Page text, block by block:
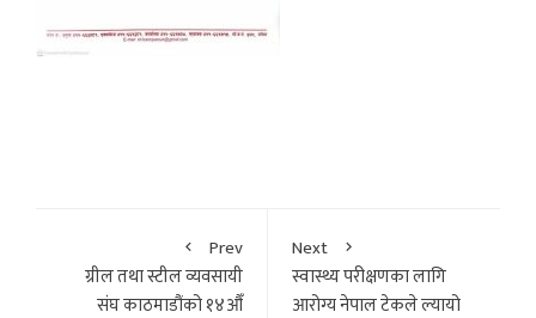
Prev
ग्रील तथा स्टील व्यवसायी
संघ काठमाडौंको १४औँ
Next
स्वास्थ्य परीक्षणका लागि
आरोग्य नेपाल टेकले ल्यायो